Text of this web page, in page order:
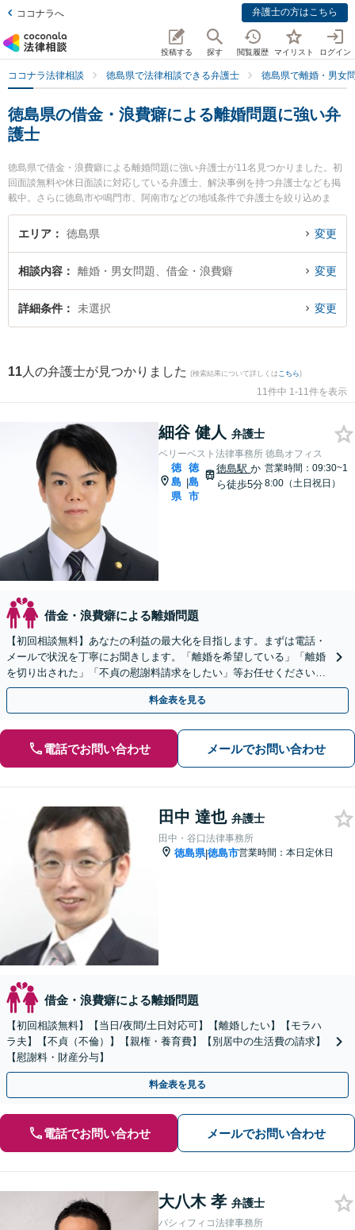
ココナラへ 弁護士の方はこちら
投稿する 探す 閲覧履歴 マイリスト ログイン
ココナラ法律相談 徳島県で法律相談できる弁護士 徳島県で離婚・男女
徳島県の借金・浪費癖による離婚問題に強い弁
護士
徳島県で借金・浪費癖による離婚問題に強い弁護士が11名見つかりました。初
回面談無料や休日面談に対応している弁護士、解決事例を持つ弁護士なども掲
載中。さらに徳島市や鳴門市、阿南市などの地域条件で弁護士を絞り込めま
す。離婚・男女問題に関係する財産分与や養育費、親権等の細かな分野での絞
り込み検索もでき便利です。特にベリーベスト法律事務所 徳島オフィスの細谷
います。『徳島県で土日や夜間に発生した借金・浪費癖による離婚問題のトラ
ブルを今すぐに弁護士に相談したい』『借金・浪費癖による離婚問題のトラブ
ル解決の実績豊富な近くの弁護士を検索したい』『初回相談無料で借金・浪費
エリア 徳島県 変更
相談内容 離婚・男女問題、借金・浪費癖 変更
詳細条件 未選択 変更
11 人の弁護士が見つかりました (検索結果について詳しくは こちら)
11件中 1-11件を表示
細谷 健人 弁護士
ベリーベスト法律事務所 徳島オフィス
徳
島
県
|
徳
島
市
徳島駅か
ら徒歩5分
営業時間：09:30~1
8:00（土日祝日）
借金・浪費癖による離婚問題
【初回相談無料】あなたの利益の最大化を目指します。まずは電話・
メールで状況を丁寧にお聞きします。「離婚を希望している」「離婚
を切り出された」「不貞の慰謝料請求をしたい」等お任せください。
【リーズナブルな料金設定】
料金表を見る
電話でお問い合わせ メールでお問い合わせ
田中 達也 弁護士
田中・谷口法律事務所
徳島県|徳島市営業時間：本日定休日
借金・浪費癖による離婚問題
【初回相談無料】【当日/夜間/土日対応可】【離婚したい】【モラハ
ラ夫】【不貞（不倫）】【親権・養育費】【別居中の生活費の請求】
【慰謝料・財産分与】
料金表を見る
電話でお問い合わせ メールでお問い合わせ
大八木 孝 弁護士
パシィフィコ法律事務所